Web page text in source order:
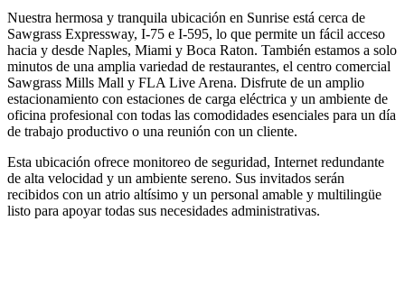
Nuestra hermosa y tranquila ubicación en Sunrise está cerca de
Sawgrass Expressway, I-75 e I-595, lo que permite un fácil acceso
hacia y desde Naples, Miami y Boca Raton. También estamos a solo
minutos de una amplia variedad de restaurantes, el centro comercial
Sawgrass Mills Mall y FLA Live Arena. Disfrute de un amplio
estacionamiento con estaciones de carga eléctrica y un ambiente de
oficina profesional con todas las comodidades esenciales para un día
de trabajo productivo o una reunión con un cliente.
Esta ubicación ofrece monitoreo de seguridad, Internet redundante
de alta velocidad y un ambiente sereno. Sus invitados serán
recibidos con un atrio altísimo y un personal amable y multilingüe
listo para apoyar todas sus necesidades administrativas.